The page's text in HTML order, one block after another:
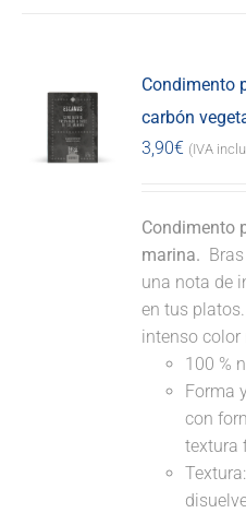
Condimento
carbón
3,90€ (IVA
Condimento
marina.
una nota de
en tus
intenso color
100 %
Forma
con
textura